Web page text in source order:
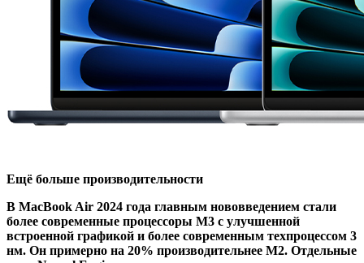
Ещё больше производительности
В MacBook Air 2024 года главным нововведением стали
более современные процессоры M3 с улучшенной
встроенной графикой и более современным техпроцессом 3
нм. Он примерно на 20% производительнее M2. Отдельные